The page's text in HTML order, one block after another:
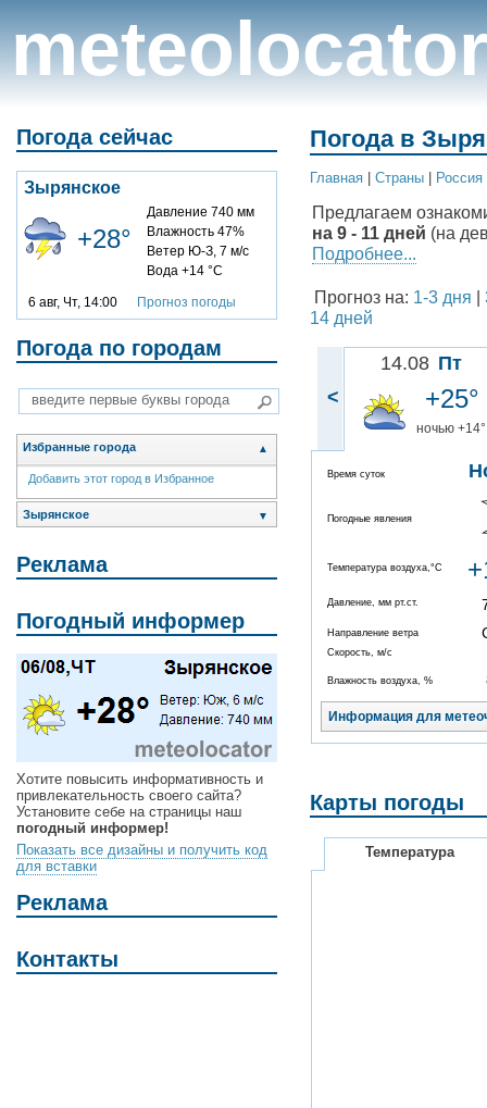
meteolocator
Погода сейчас
Зырянское
+28°
Давление 740 мм
Влажность 47%
Ветер Ю-З, 7 м/с
Вода +14 °C
6 авг, Чт, 14:00 Прогноз погоды
Погода по городам
Избранные города ▲
Добавить этот город в Избранное
Зырянское ▼
Реклама
Погодный информер
Хотите повысить информативность и
привлекательность своего сайта?
Установите себе на страницы наш
погодный информер!
Показать все дизайны и получить код
для вставки
Реклама
Контакты
Погода в
Главная Cтраны Россия
Предлагаем
на 9 - 11 дней (на
Подробнее...
Прогноз на: 1-3 дня
14 дней
<
14.08 Пт
+25°
ночью +14°
Время суток
Погодные явления
Температура воздуха,°C
Давление, мм рт.ст.
Направление ветра
Скорость, м/с
Влажность воздуха, %
Информация для
Карты погоды
Температура